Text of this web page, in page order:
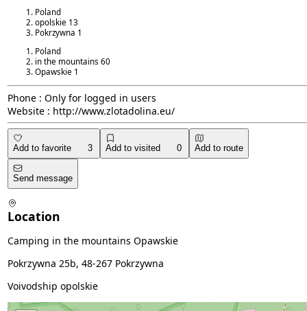
Poland
opolskie 13
Pokrzywna 1
Poland
in the mountains 60
Opawskie 1
Phone : Only for logged in users
Website : http://www.zlotadolina.eu/
Add to favorite 3 Add to visited 0 Add to route
Send message
Location
Camping in the mountains Opawskie
Pokrzywna 25b, 48-267 Pokrzywna
Voivodship opolskie